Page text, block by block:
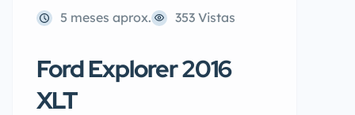
5 meses aprox. 353 Vistas
Ford Explorer 2016
XLT